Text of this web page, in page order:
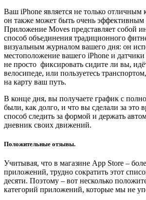
Ваш iPhone является не только
он также может быть очень эффективным
Приложение Moves представляет собой
способ объединения традиционного
визуальным журналом вашего дня: он
местоположение вашего iPhone и
не просто фиксировать сидите ли вы,
велосипеде, или пользуетесь
на карту ваш путь.
В конце дня, вы получаете график с
были, как долго, и что вы сделали за это
способ следить за формой и держать
дневник своих движений.
Положительные отзывы.
Учитывая, что в магазине App Store –
приложений, трудно сократить этот
десяти. Поэтому – вот несколько
категорий приложений, которые мы не